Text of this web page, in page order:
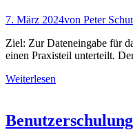
7. März 2024von Peter
Ziel: Zur Dateneingabe für
einen Praxisteil unterteilt.
Weiterlesen